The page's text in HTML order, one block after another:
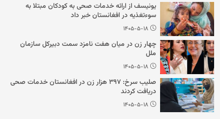
یونیسف از ارائه خدمات صحی به کودکان مبتلا به
سوءتغذیه در افغانستان خبر داد
۱۴۰۵-۵-۱۸
چهار زن در میان هفت نامزد سمت دبیرکل سازمان
ملل
۱۴۰۵-۵-۱۸
صلیب سرخ: ۳۹۷ هزار زن در افغانستان خدمات صحی
دریافت کردند
۱۴۰۵-۵-۱۸